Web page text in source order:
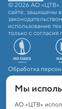
© 2026 АО «ЦТВ».
сайте, защищены
использование
только с
Обработка
Мы
АО «ЦТВ»